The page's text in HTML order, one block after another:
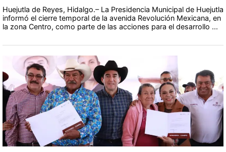
Huejutla de Reyes, Hidalgo.– La Presidencia Municipal de Huejutla
informó el cierre temporal de la avenida Revolución Mexicana, en
la zona Centro, como parte de las acciones para el desarrollo ...